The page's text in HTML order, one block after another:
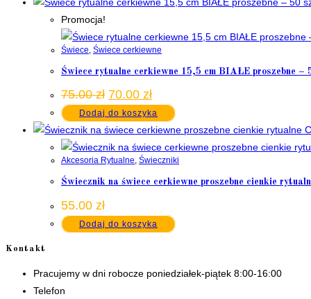
Promocja!
Świece, Świece cerkiewne
Świece rytualne cerkiewne 15,5 cm BIAŁE proszebne –
75.00zł Pierwotna
cena
wynosiła:
75.00 zł.
70.00 złAktualna
cena
wynosi:
70.00 zł.
Dodaj do koszyka
Akcesoria Rytualne, Świeczniki
Świecznik na świece cerkiewne proszebne cienkie
55.00 zł
Dodaj do koszyka
Kontakt
Pracujemy w dni robocze poniedziałek-piątek 8:00-16:00
Telefon